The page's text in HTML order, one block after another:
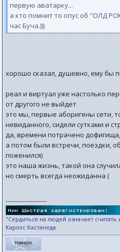
первую аватарку...
а кто помнит то опус об "ОЛД
час Буча.)))
хорошо сказал, душевно, ему бы
реал и виртуал уже настолько
от другого не выйдет
это мы, первые аборигены сети,
невиданного, сидели сутками и
да, времени потрачено
а потом были встречи, поездки,
поженился)
это наша жизнь, такой она
но смерть всегда неожиданна (
--------------------
"Сердиться на людей означает
Карлос Кастанеда